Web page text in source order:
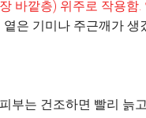
바깥층) 위주로 작용
은 기미나 주근깨가
부는 건조하면 빨리